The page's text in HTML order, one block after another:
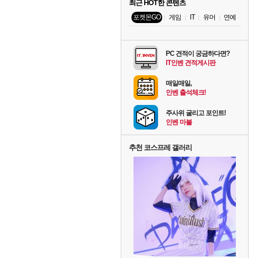
최근 HOT한 콘텐츠
포켓몬GO 게임 IT 유머 연예
PC 견적이 궁금하다면?
IT인벤 견적게시판
매일매일,
인벤 출석체크!
주사위 굴리고 포인트!
인벤 마블
추천 코스프레 갤러리